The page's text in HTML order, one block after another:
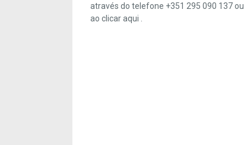
através do telefone +351 295 090 137 ou
ao clicaraqui